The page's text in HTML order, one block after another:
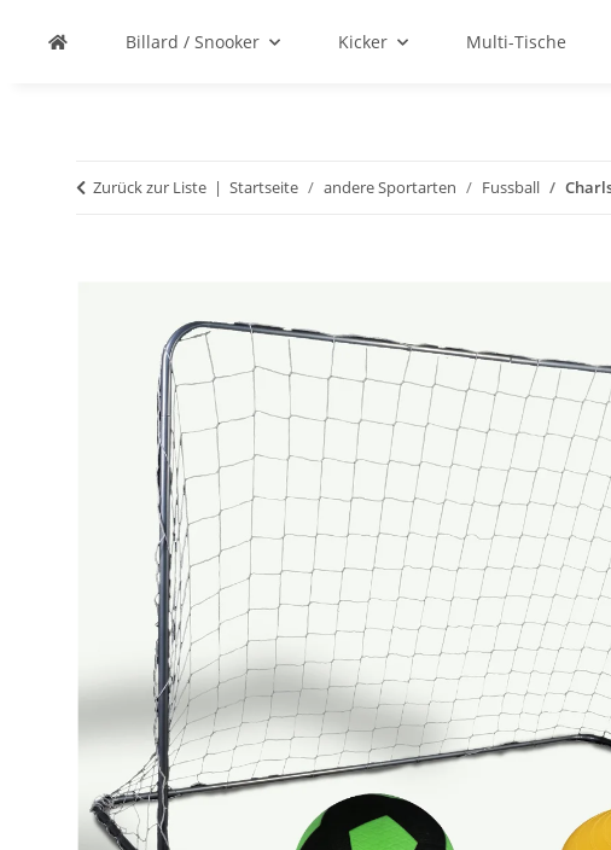
Billard / Snooker Kicker Multi-Tische
Zurück zur Liste Startseite andere Sportarten Fussball